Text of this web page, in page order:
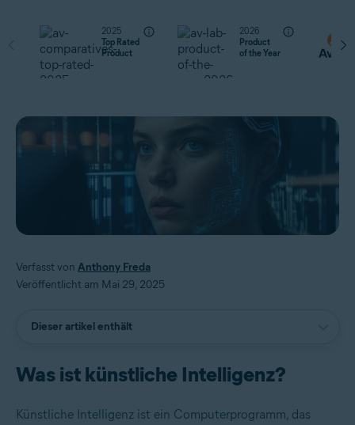
2025
Top Rated
Product
2026
Product
of the Year
Verfasst von Anthony Freda
Veröffentlicht am Mai 29, 2025
Dieser artikel enthält
Was ist künstliche Intelligenz?
Künstliche Intelligenz ist ein Computerprogramm, das